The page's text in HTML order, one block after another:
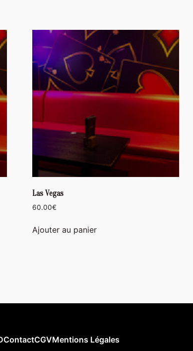
Las Vegas
60.00€
Ajouter au panier
ContactCGVMentions Légales